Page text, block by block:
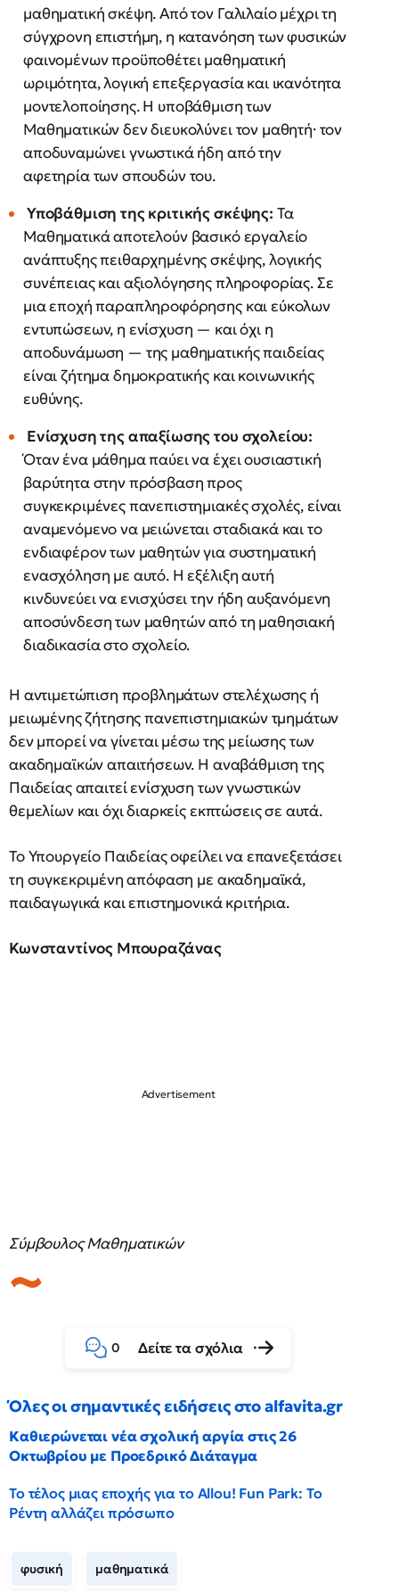
μαθηματική σκέψη. Από τον Γαλιλαίο μέχρι τη
σύγχρονη επιστήμη, η κατανόηση των φυσικών
φαινομένων προϋποθέτει μαθηματική
ωριμότητα, λογική επεξεργασία και ικανότητα
μοντελοποίησης. Η υποβάθμιση των
Μαθηματικών δεν διευκολύνει τον μαθητή· τον
αποδυναμώνει γνωστικά ήδη από την
αφετηρία των σπουδών του.
Υποβάθμιση της κριτικής σκέψης: Τα
Μαθηματικά αποτελούν βασικό εργαλείο
ανάπτυξης πειθαρχημένης σκέψης, λογικής
συνέπειας και αξιολόγησης πληροφορίας. Σε
μια εποχή παραπληροφόρησης και εύκολων
εντυπώσεων, η ενίσχυση — και όχι η
αποδυνάμωση — της μαθηματικής παιδείας
είναι ζήτημα δημοκρατικής και κοινωνικής
ευθύνης.
Ενίσχυση της απαξίωσης του σχολείου:
Όταν ένα μάθημα παύει να έχει ουσιαστική
βαρύτητα στην πρόσβαση προς
συγκεκριμένες πανεπιστημιακές σχολές, είναι
αναμενόμενο να μειώνεται σταδιακά και το
ενδιαφέρον των μαθητών για συστηματική
ενασχόληση με αυτό. Η εξέλιξη αυτή
κινδυνεύει να ενισχύσει την ήδη αυξανόμενη
αποσύνδεση των μαθητών από τη μαθησιακή
διαδικασία στο σχολείο.
Η αντιμετώπιση προβλημάτων στελέχωσης ή
μειωμένης ζήτησης πανεπιστημιακών τμημάτων
δεν μπορεί να γίνεται μέσω της μείωσης των
ακαδημαϊκών απαιτήσεων. Η αναβάθμιση της
Παιδείας απαιτεί ενίσχυση των γνωστικών
θεμελίων και όχι διαρκείς εκπτώσεις σε αυτά.
Το Υπουργείο Παιδείας οφείλει να επανεξετάσει
τη συγκεκριμένη απόφαση με ακαδημαϊκά,
παιδαγωγικά και επιστημονικά κριτήρια.
Κωνσταντίνος Μπουραζάνας
Σύμβουλος Μαθηματικών
0 Δείτε τα σχόλια
Όλες οι σημαντικές ειδήσεις στο alfavita.gr
Καθιερώνεται νέα σχολική αργία στις 26
Οκτωβρίου με Προεδρικό Διάταγμα
Το τέλος μιας εποχής για το Allou! Fun Park: Το
Ρέντη αλλάζει πρόσωπο
φυσική μαθηματικά